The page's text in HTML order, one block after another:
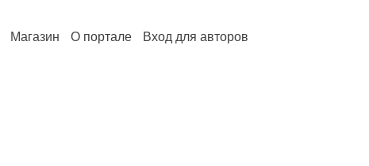
Магазин О портале Вход для авторов